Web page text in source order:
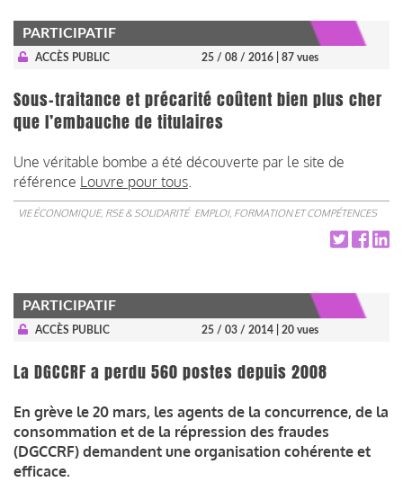
PARTICIPATIF
ACCÈS PUBLIC 25 / 08 / 2016 | 87 vues
Sous-traitance et précarité coûtent bien plus cher
que l’embauche de titulaires
Une véritable bombe a été découverte par le site de
référence Louvre pour tous
VIE ÉCONOMIQUE, RSE & SOLIDARITÉ EMPLOI, FORMATION ET COMPÉTENCES
PARTICIPATIF
ACCÈS PUBLIC 25 / 03 / 2014 | 20 vues
La DGCCRF a perdu 560 postes depuis 2008
En grève le 20 mars, les agents de la concurrence, de la
consommation et de la répression des fraudes
(DGCCRF) demandent une organisation cohérente et
efficace.